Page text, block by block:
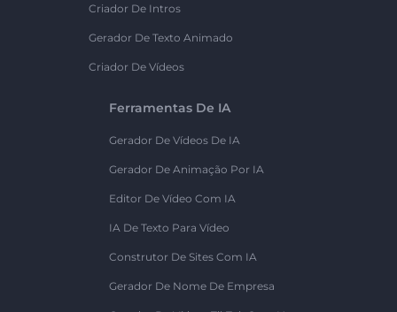
Criador De Intros
Gerador De Texto Animado
Criador De Vídeos
Ferramentas De IA
Gerador De Vídeos De IA
Gerador De Animação Por IA
Editor De Vídeo Com IA
IA De Texto Para Vídeo
Construtor De Sites Com IA
Gerador De Nome De Empresa